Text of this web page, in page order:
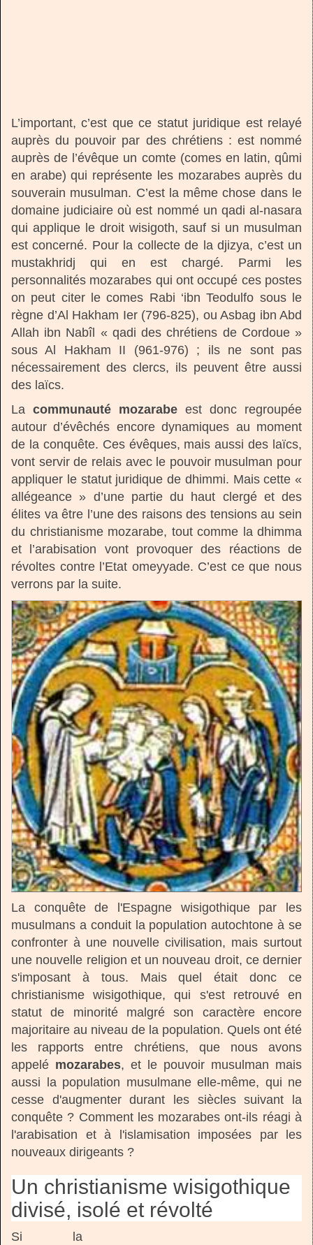
L’important, c’est que ce statut juridique est relayé
auprès du pouvoir par des chrétiens : est nommé
auprès de l’évêque un comte (comes en latin, qûmi
en arabe) qui représente les mozarabes auprès du
souverain musulman. C’est la même chose dans le
domaine judiciaire où est nommé un qadi al-nasara
qui applique le droit wisigoth, sauf si un musulman
est concerné. Pour la collecte de la djizya, c’est un
mustakhridj qui en est chargé. Parmi les
personnalités mozarabes qui ont occupé ces postes
on peut citer le comes Rabi ‘ibn Teodulfo sous le
règne d’Al Hakham Ier (796-825), ou Asbag ibn Abd
Allah ibn Nabîl « qadi des chrétiens de Cordoue »
sous Al Hakham II (961-976) ; ils ne sont pas
nécessairement des clercs, ils peuvent être aussi
des laïcs.
La communauté mozarabe est donc regroupée
autour d’évêchés encore dynamiques au moment
de la conquête. Ces évêques, mais aussi des laïcs,
vont servir de relais avec le pouvoir musulman pour
appliquer le statut juridique de dhimmi. Mais cette «
allégeance » d’une partie du haut clergé et des
élites va être l’une des raisons des tensions au sein
du christianisme mozarabe, tout comme la dhimma
et l’arabisation vont provoquer des réactions de
révoltes contre l’Etat omeyyade. C’est ce que nous
verrons par la suite.
La conquête de l'Espagne wisigothique par les
musulmans a conduit la population autochtone à se
confronter à une nouvelle civilisation, mais surtout
une nouvelle religion et un nouveau droit, ce dernier
s'imposant à tous. Mais quel était donc ce
christianisme wisigothique, qui s'est retrouvé en
statut de minorité malgré son caractère encore
majoritaire au niveau de la population. Quels ont été
les rapports entre chrétiens, que nous avons
appelé mozarabes, et le pouvoir musulman mais
aussi la population musulmane elle-même, qui ne
cesse d'augmenter durant les siècles suivant la
conquête ? Comment les mozarabes ont-ils réagi à
l'arabisation et à l'islamisation imposées par les
nouveaux dirigeants ?
Un christianisme wisigothique
divisé, isolé et révolté
Si la